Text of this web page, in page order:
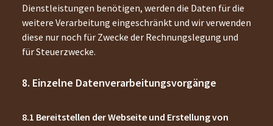
Dienstleistungen benötigen, werden die Daten für die
weitere Verarbeitung eingeschränkt und wir verwenden
diese nur noch für Zwecke der Rechnungslegung und
für Steuerzwecke.
Einzelne Datenverarbeitungsvorgänge
Bereitstellen der Webseite und Erstellung von